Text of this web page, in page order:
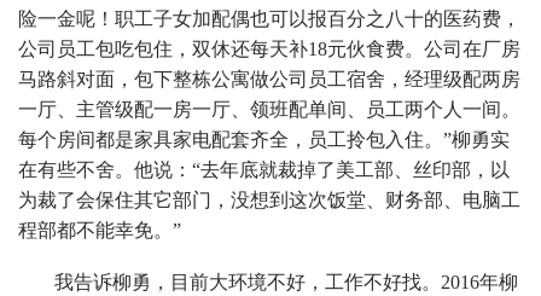
险一金呢！职工子女加配偶也可以报百分之八十的医药费，
公司员工包吃包住，双休还每天补18元伙食费。公司在厂房
马路斜对面，包下整栋公寓做公司员工宿舍，经理级配两房
一厅、主管级配一房一厅、领班配单间、员工两个人一间。
每个房间都是家具家电配套齐全，员工拎包入住。”柳勇实
在有些不舍。他说：“去年底就裁掉了美工部、丝印部，以
为裁了会保住其它部门，没想到这次饭堂、财务部、电脑工
程部都不能幸免。”
我告诉柳勇，目前大环境不好，工作不好找。2016年柳